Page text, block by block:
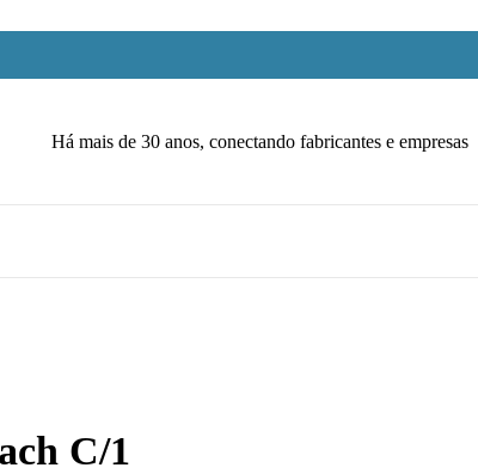
Há mais de 30 anos, conectando fabricantes e empresas
C/1